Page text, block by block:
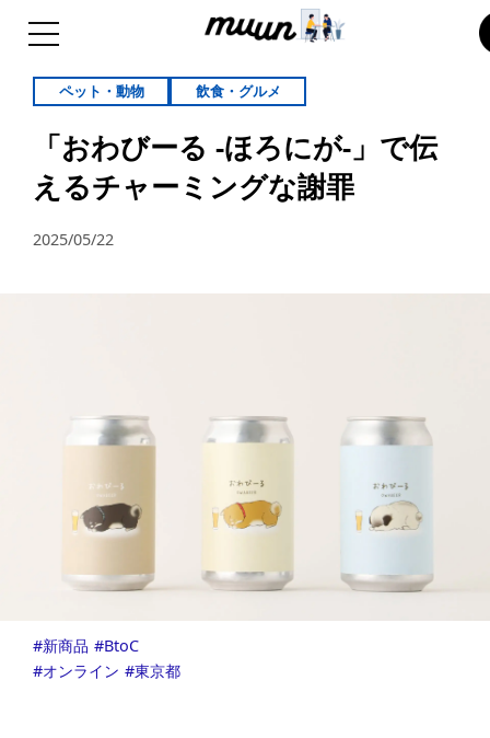
ペット・動物 飲食・グルメ
「おわびーる -ほろにが-」で伝
えるチャーミングな謝罪
2025/05/22
新商品
BtoC
オンライン
東京都